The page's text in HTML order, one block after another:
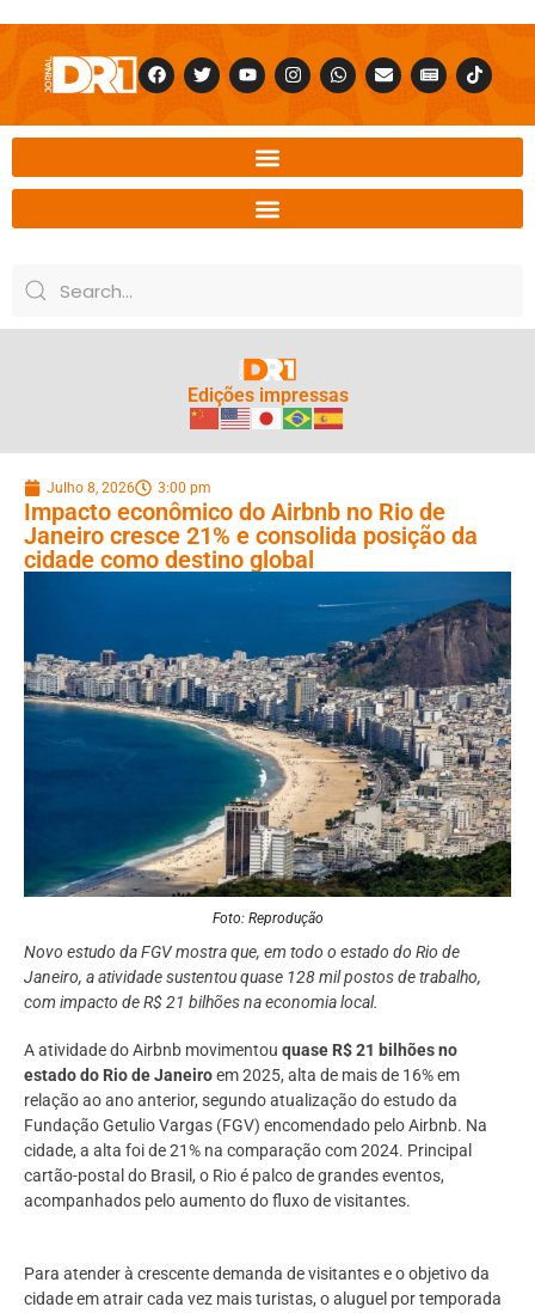
Edições impressas
Julho 8, 2026 3:00 pm
Impacto econômico do Airbnb no Rio de
Janeiro cresce 21% e consolida posição da
cidade como destino global
Foto: Reprodução
Novo estudo da FGV mostra que, em todo o estado do Rio de
Janeiro, a atividade sustentou quase 128 mil postos de trabalho,
com impacto de R$ 21 bilhões na economia local.
A atividade do Airbnb movimentou quase R$ 21 bilhões no
estado do Rio de Janeiroem 2025, alta de mais de 16% em
relação ao ano anterior, segundo atualização do estudo da
Fundação Getulio Vargas (FGV) encomendado pelo Airbnb. Na
cidade, a alta foi de 21% na comparação com 2024. Principal
cartão-postal do Brasil, o Rio é palco de grandes eventos,
acompanhados pelo aumento do fluxo de visitantes.
Para atender à crescente demanda de visitantes e o objetivo da
cidade em atrair cada vez mais turistas, o aluguel por temporada